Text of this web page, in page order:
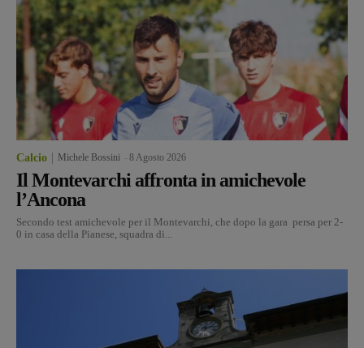
Calcio Michele Bossini 8 Agosto 2026
Il Montevarchi affronta in amichevole
l’Ancona
Secondo test amichevole per il Montevarchi, che dopo la gara persa per 2-
0 in casa della Pianese, squadra di...